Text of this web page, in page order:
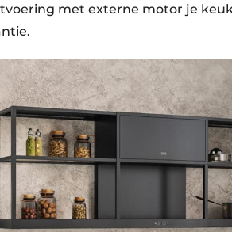
met externe motor je